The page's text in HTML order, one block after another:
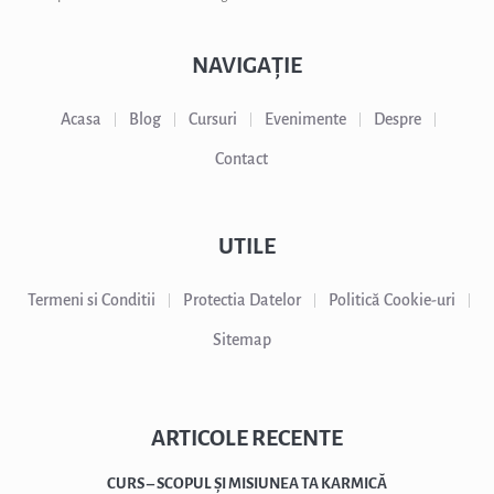
NAVIGAȚIE
Acasa Blog Cursuri Evenimente Despre
Contact
UTILE
Termeni si Conditii Protectia Datelor Politică Cookie-uri
Sitemap
ARTICOLE RECENTE
CURS – SCOPUL ȘI MISIUNEA TA KARMICĂ